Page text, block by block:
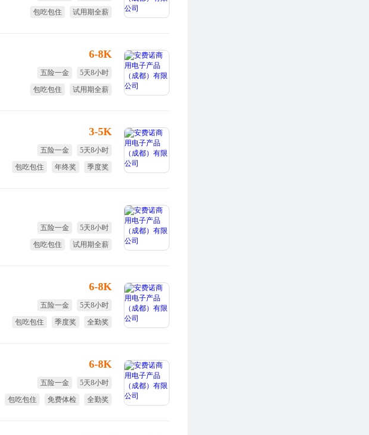
包吃包住
试用期全薪
6-8K
五险一金
5天8小时
包吃包住
试用期全薪
3-5K
五险一金
5天8小时
包吃包住
年终奖
季度奖
五险一金
5天8小时
包吃包住
试用期全薪
6-8K
五险一金
5天8小时
包吃包住
季度奖
全勤奖
6-8K
五险一金
5天8小时
包吃包住
免费体检
全勤奖